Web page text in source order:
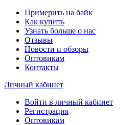
Примерить на байк
Как купить
Узнать больше о нас
Отзывы
Новости и обзоры
Оптовикам
Контакты
Личный кабинет
Войти в личный кабинет
Регистрация
Оптовикам